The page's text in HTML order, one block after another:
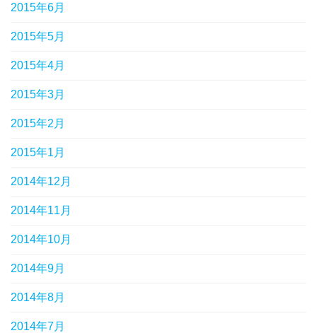
2015年6月
2015年5月
2015年4月
2015年3月
2015年2月
2015年1月
2014年12月
2014年11月
2014年10月
2014年9月
2014年8月
2014年7月